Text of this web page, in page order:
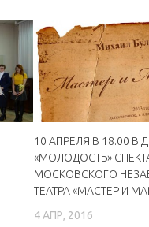
10 АПРЕЛЯ В 18.00 В
«МОЛОДОСТЬ»
МОСКОВСКОГО
ТЕАТРА «МАСТЕР И
4 АПР, 2016